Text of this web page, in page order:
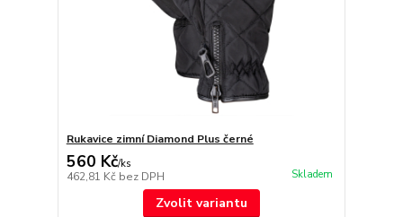
Rukavice zimní Diamond Plus černé
560 Kč/ks
462,81 Kč bez DPH Skladem
Zvolit variantu